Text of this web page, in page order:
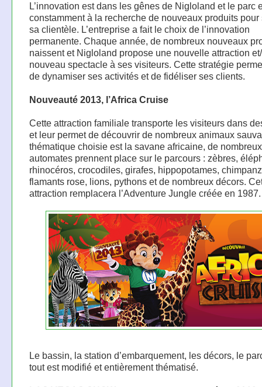
L’innovation est dans les gênes de Nigloland et le parc
constamment à la recherche de nouveaux produits pour
sa clientèle. L’entreprise a fait le choix de l’innovation
permanente. Chaque année, de nombreux nouveaux
naissent et Nigloland propose une nouvelle attraction
nouveau spectacle à ses visiteurs. Cette stratégie
de dynamiser ses activités et de fidéliser ses clients.
Nouveauté 2013, l’Africa Cruise
Cette attraction familiale transporte les visiteurs dans
et leur permet de découvrir de nombreux animaux
thématique choisie est la savane africaine, de nombreux
automates prennent place sur le parcours : zèbres,
rhinocéros, crocodiles, girafes, hippopotames,
flamants rose, lions, pythons et de nombreux décors.
attraction remplacera l’Adventure Jungle créée en 1987.
Le bassin, la station d’embarquement, les décors, le
tout est modifié et entièrement thématisé.